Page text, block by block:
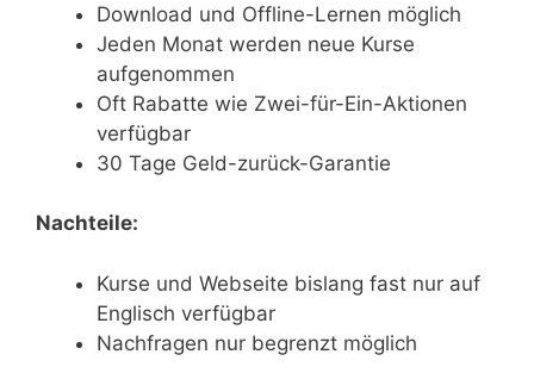
Download und Offline-Lernen möglich
Jeden Monat werden neue Kurse
aufgenommen
Oft Rabatte wie Zwei-für-Ein-Aktionen
verfügbar
30 Tage Geld-zurück-Garantie
Nachteile:
Kurse und Webseite bislang fast nur auf
Englisch verfügbar
Nachfragen nur begrenzt möglich